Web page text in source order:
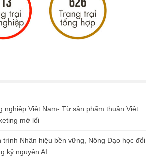
nghiệp Việt Nam- Từ sản phẩm thuần Việt
mở lối
trình Nhân hiệu bền vững, Nông Đạo học đổi
kỷ nguyên AI.